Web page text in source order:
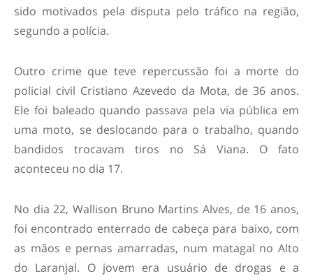
sido motivados pela disputa pelo tráfico na região,
segundo a polícia.
Outro crime que teve repercussão foi a morte do
policial civil Cristiano Azevedo da Mota, de 36 anos.
Ele foi baleado quando passava pela via pública em
uma moto, se deslocando para o trabalho, quando
bandidos trocavam tiros no Sá Viana. O fato
aconteceu no dia 17.
No dia 22, Wallison Bruno Martins Alves, de 16 anos,
foi encontrado enterrado de cabeça para baixo, com
as mãos e pernas amarradas, num matagal no Alto
do Laranjal. O jovem era usuário de drogas e a